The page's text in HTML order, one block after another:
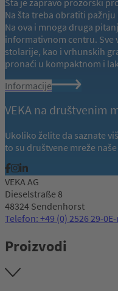
Na šta treba obratiti
Na ova i mnoga druga
informativnom centru. Sve
stolarije, kao i vrhunskih
pronaći u kompaktnom i
Informacije
VEKA na društvenim
Ukoliko želite da saznate
to su društvene mreže
VEKA AG
Dieselstraße 8
48324 Sendenhorst
Telefon: +49 (0) 2526 29-0
Proizvodi